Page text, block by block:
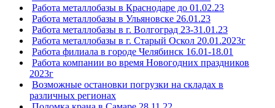
Работа металлобазы в Краснодаре до 01.02.23
Работа металлобазы в Ульяновске 26.01.23
Работа металлобазы в г. Волгоград 23-31.01.23
Работа металлобазы в г. Старый Оскол 20.01.2023г
Работа филиала в городе Челябинск 16.01-18.01
Работа компании во время Новогодних праздников
2023г
Возможные остановки погрузки на складах в
различных регионах